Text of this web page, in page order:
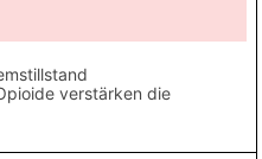
verstärken die